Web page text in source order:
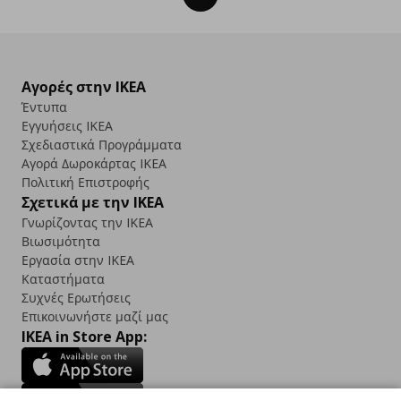
Αγορές στην IKEA
Έντυπα
Εγγυήσεις IKEA
Σχεδιαστικά Προγράμματα
Αγορά Δωρoκάρτας IKEA
Πολιτική Επιστροφής
Σχετικά με την IKEA
Γνωρίζοντας την IKEA
Βιωσιμότητα
Εργασία στην IKEA
Καταστήματα
Συχνές Ερωτήσεις
Επικοινωνήστε μαζί μας
IKEA in Store App: